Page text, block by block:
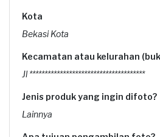
Kota
Bekasi Kota
Kecamatan atau kelurahan
Jl **************************************
Jenis produk yang ingin difoto?
Lainnya